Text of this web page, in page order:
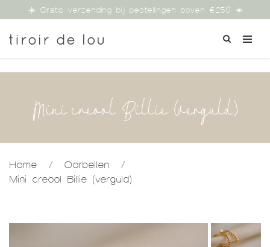
☀️ Gratis verzending bij bestellingen boven €250 ☀️
Mini creool Billie (verguld)
Home / Oorbellen
/
Mini creool Billie (verguld)